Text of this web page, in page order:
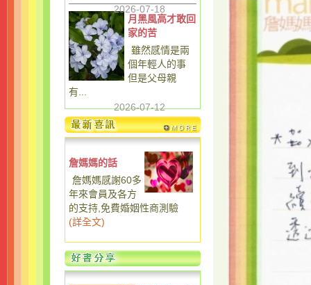
2026-07-18
月黑風高才敢回
家的苦
雖然感情是兩
個年輕人的事
但是父母親
有...
2026-07-12
詹媽媽的話
詹媽媽感謝60多
年來會員及各方
的支持,免費婚姻性商測驗
(詳全文)